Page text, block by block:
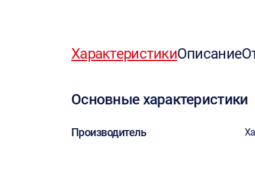
ХарактеристикиОписание
Основные характеристики
Производитель